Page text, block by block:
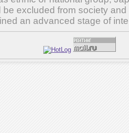
be excluded from society
an advanced stage of